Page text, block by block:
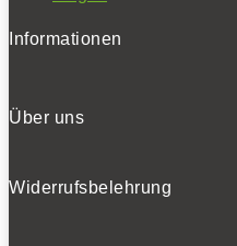
Informationen
Über uns
Widerrufsbelehrung